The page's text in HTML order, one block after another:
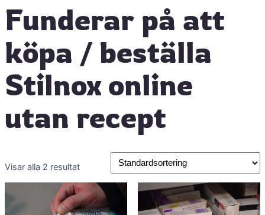
Funderar på att
köpa / beställa
Stilnox online
utan recept
Visar alla 2 resultat